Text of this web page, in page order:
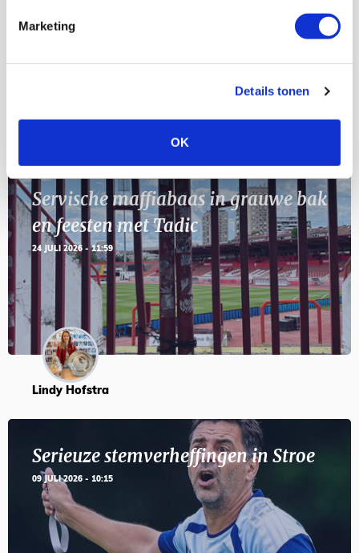
Marketing
Details tonen
OK
Blogs
Servische maffiabaas in grauwe bak
en feesten met Tadic
24 JULI 2026 - 11:59
Lindy Hofstra
Serieuze stemverheffingen in Stroe
09 JULI 2026 - 10:15